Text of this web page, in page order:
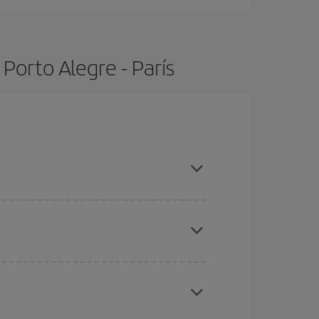
Alegre - París